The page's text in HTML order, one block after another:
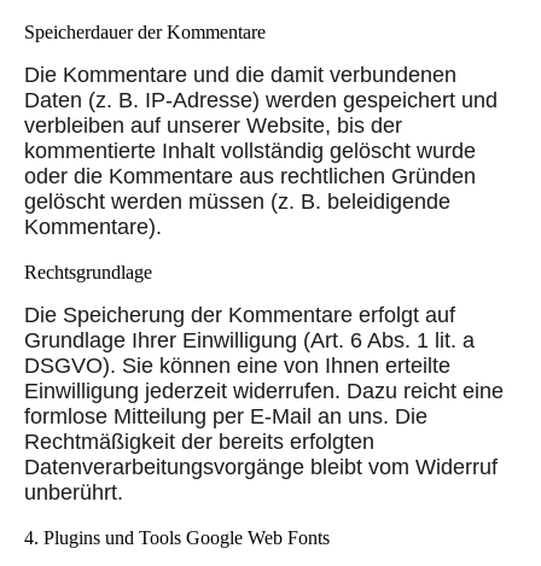
Speicherdauer der Kommentare
Die Kommentare und die damit verbundenen
Daten (z. B. IP-Adresse) werden gespeichert und
verbleiben auf unserer Website, bis der
kommentierte Inhalt vollständig gelöscht wurde
oder die Kommentare aus rechtlichen Gründen
gelöscht werden müssen (z. B. beleidigende
Kommentare).
Rechtsgrundlage
Die Speicherung der Kommentare erfolgt auf
Grundlage Ihrer Einwilligung (Art. 6 Abs. 1 lit. a
DSGVO). Sie können eine von Ihnen erteilte
Einwilligung jederzeit widerrufen. Dazu reicht eine
formlose Mitteilung per E-Mail an uns. Die
Rechtmäßigkeit der bereits erfolgten
Datenverarbeitungsvorgänge bleibt vom Widerruf
unberührt.
4. Plugins und Tools Google Web Fonts